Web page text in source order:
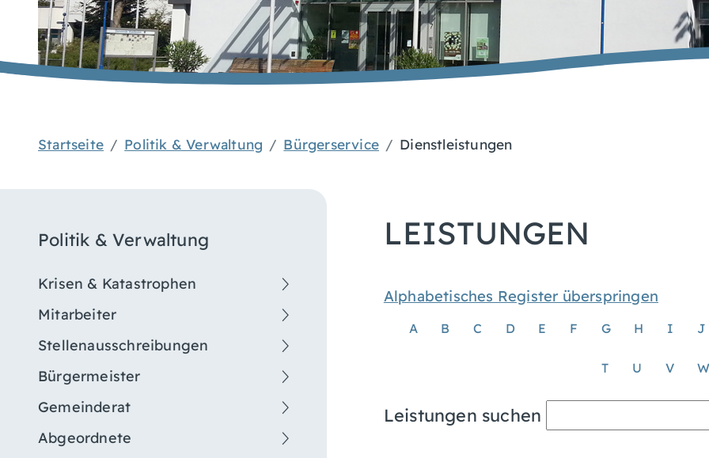
Startseite Politik & Verwaltung Bürgerservice Dienstleistungen
Politik & Verwaltung
Krisen & Katastrophen
Mitarbeiter
Stellenausschreibungen
Bürgermeister
Gemeinderat
Abgeordnete
LEISTUNGEN
Alphabetisches Register überspringen
A B C D E F G H I J
T U V W
Leistungen suchen